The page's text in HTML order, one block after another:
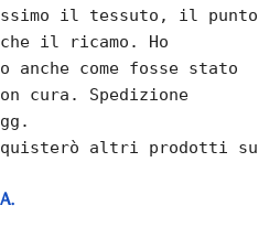
il tessuto, il punto
il ricamo. Ho
anche come fosse stato
cura. Spedizione
altri prodotti su